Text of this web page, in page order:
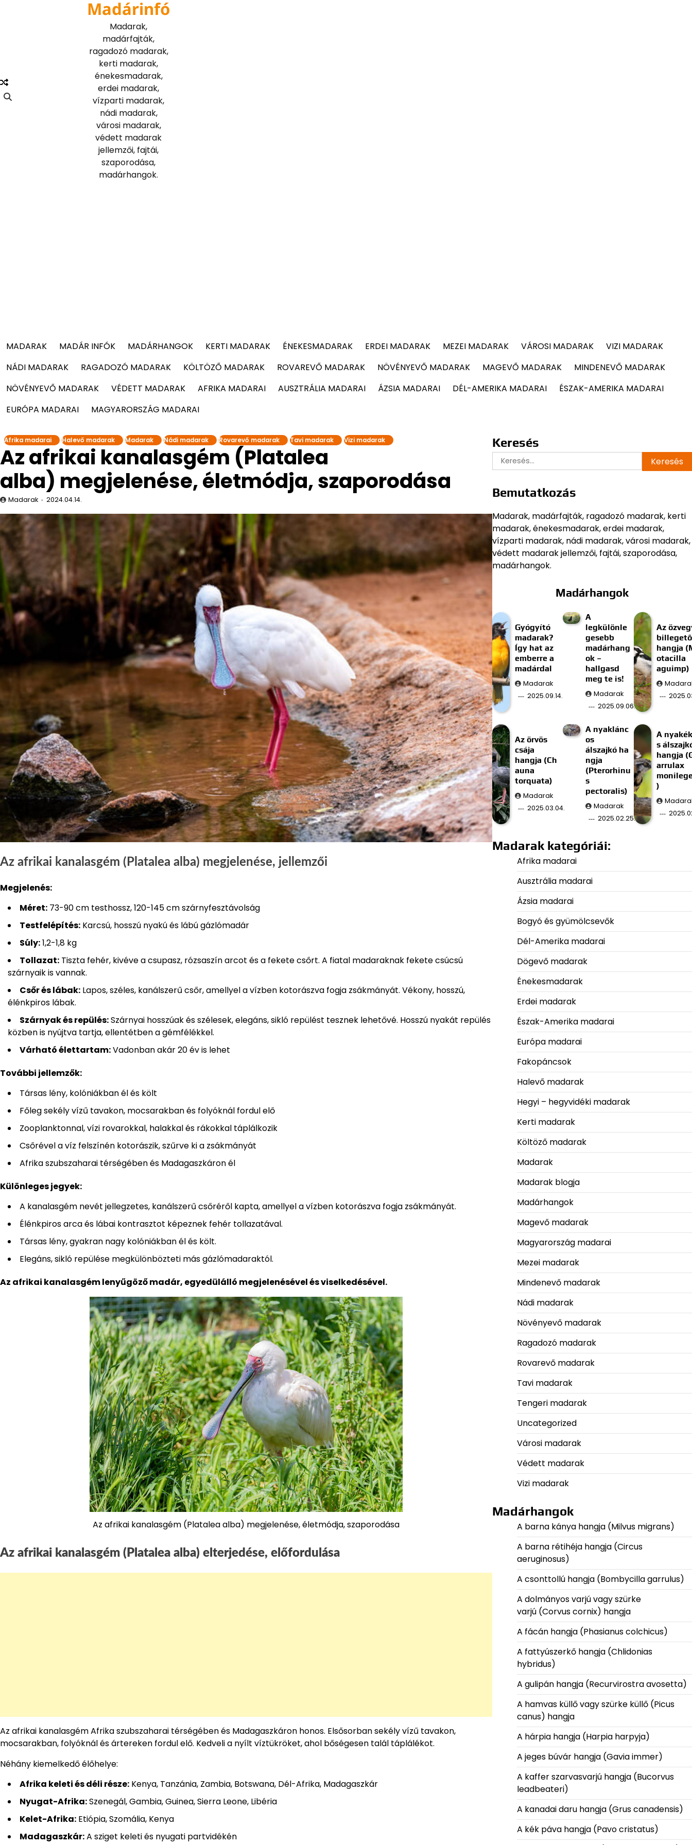
Madárinfó
Madarak,
madárfajták,
ragadozó madarak,
kerti madarak,
énekesmadarak,
erdei madarak,
vízparti madarak,
nádi madarak,
városi madarak,
védett madarak
jellemzői, fajtái,
szaporodása,
madárhangok.
MADARAK MADÁR INFÓK MADÁRHANGOK KERTI MADARAK ÉNEKESMADARAK ERDEI MADARAK MEZEI MADARAK VÁROSI MADARAK
VIZI MADARAK
NÁDI MADARAK
RAGADOZÓ MADARAK KÖLTÖZŐ MADARAK ROVAREVŐ MADARAK NÖVÉNYEVŐ MADARAK MAGEVŐ MADARAK
MINDENEVŐ MADARAK
NÖVÉNYEVŐ MADARAK
VÉDETT MADARAK AFRIKA MADARAI AUSZTRÁLIA MADARAI ÁZSIA MADARAI DÉL-AMERIKA MADARAI
ÉSZAK-AMERIKA MADARAI
EURÓPA MADARAI
MAGYARORSZÁG MADARAI
Afrika madarai Halevő madarak Madarak Nádi madarak Rovarevő madarak Tavi madarak Vizi madarak
Az afrikai kanalasgém (Platalea
alba) megjelenése, életmódja, szaporodása
Madarak 2024.04.14.
Az afrikai kanalasgém (Platalea alba) megjelenése, jellemzői
Megjelenés:
Méret: 73-90 cm testhossz, 120-145 cm szárnyfesztávolság
Testfelépítés: Karcsú, hosszú nyakú és lábú gázlómadár
Súly:1,2-1,8 kg
Tollazat: Tiszta fehér, kivéve a csupasz, rózsaszín arcot és a fekete csőrt. A fiatal madaraknak fekete csúcsú
szárnyaik is vannak.
Csőr és lábak: Lapos, széles, kanálszerű csőr, amellyel a vízben kotorászva fogja zsákmányát. Vékony, hosszú,
élénkpiros lábak.
Szárnyak és repülés:Szárnyai hosszúak és szélesek, elegáns, sikló repülést tesznek lehetővé. Hosszú nyakát repülés
közben is nyújtva tartja, ellentétben a gémfélékkel.
Várható élettartam:Vadonban akár 20 év is lehet
További jellemzők:
Társas lény, kolóniákban él és költ
Főleg sekély vízű tavakon, mocsarakban és folyóknál fordul elő
Zooplanktonnal, vízi rovarokkal, halakkal és rákokkal táplálkozik
Csőrével a víz felszínén kotorászik, szűrve ki a zsákmányát
Afrika szubszaharai térségében és Madagaszkáron él
Különleges jegyek:
A kanalasgém nevét jellegzetes, kanálszerű csőréről kapta, amellyel a vízben kotorászva fogja zsákmányát.
Élénkpiros arca és lábai kontrasztot képeznek fehér tollazatával.
Társas lény, gyakran nagy kolóniákban él és költ.
Elegáns, sikló repülése megkülönbözteti más gázlómadaraktól.
Az afrikai kanalasgém lenyűgöző madár, egyedülálló megjelenésével és viselkedésével.
Az afrikai kanalasgém (Platalea alba) megjelenése, életmódja, szaporodása
Az afrikai kanalasgém (Platalea alba) elterjedése, előfordulása
Az afrikai kanalasgém Afrika szubszaharai térségében és Madagaszkáron honos. Elsősorban sekély vízű tavakon,
mocsarakban, folyóknál és ártereken fordul elő. Kedveli a nyílt víztükröket, ahol bőségesen talál táplálékot.
Néhány kiemelkedő élőhelye:
Afrika keleti és déli része: Kenya, Tanzánia, Zambia, Botswana, Dél-Afrika, Madagaszkár
Nyugat-Afrika:Szenegál, Gambia, Guinea, Sierra Leone, Libéria
Kelet-Afrika: Etiópia, Szomália, Kenya
Madagaszkár:A sziget keleti és nyugati partvidékén
Keresés
Keresés:
Bemutatkozás
Madarak, madárfajták, ragadozó madarak, kerti
madarak, énekesmadarak, erdei madarak,
vízparti madarak, nádi madarak, városi madarak,
védett madarak jellemzői, fajtái, szaporodása,
madárhangok.
Madárhangok
Gyógyító
madarak?
Így hat az
emberre a
madárdal
Madarak
2025.09.14.
A
legkülönle
gesebb
madárhang
ok –
hallgasd
meg te is!
Madarak
2025.09.06.
Az
billegető
hangja
otacilla
aguimp)
Az örvös
csája
hangja (Ch
auna
torquata)
Madarak
2025.03.04.
A nyaklánc
os
álszajkó ha
ngja
(Pterorhinu
s
pectoralis)
Madarak
2025.02.25.
A
s
hangja
arrulax
)
Madarak kategóriái:
Afrika madarai
Ausztrália madarai
Ázsia madarai
Bogyó és gyümölcsevők
Dél-Amerika madarai
Dögevő madarak
Énekesmadarak
Erdei madarak
Észak-Amerika madarai
Európa madarai
Fakopáncsok
Halevő madarak
Hegyi – hegyvidéki madarak
Kerti madarak
Költöző madarak
Madarak
Madarak blogja
Madárhangok
Magevő madarak
Magyarország madarai
Mezei madarak
Mindenevő madarak
Nádi madarak
Növényevő madarak
Ragadozó madarak
Rovarevő madarak
Tavi madarak
Tengeri madarak
Uncategorized
Városi madarak
Védett madarak
Vizi madarak
Madárhangok
A barna kánya hangja (Milvus migrans)
A barna rétihéja hangja (Circus
aeruginosus)
A csonttollú hangja (Bombycilla garrulus)
A dolmányos varjú vagy szürke
varjú (Corvus cornix) hangja
A fácán hangja (Phasianus colchicus)
A fattyúszerkő hangja (Chlidonias
hybridus)
A gulipán hangja (Recurvirostra avosetta)
A hamvas küllő vagy szürke küllő (Picus
canus) hangja
A hárpia hangja (Harpia harpyja)
A jeges búvár hangja (Gavia immer)
A kaffer szarvasvarjú hangja (Bucorvus
leadbeateri)
A kanadai daru hangja (Grus canadensis)
A kék páva hangja (Pavo cristatus)